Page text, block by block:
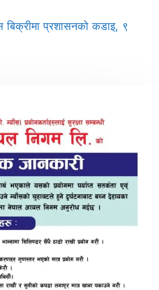
बिक्रीमा प्रशासनको कडाइ, ९